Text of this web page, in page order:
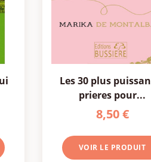
les 30 plus puissantes
prieres pour...
8,50 €
VOIR LE PRODUIT